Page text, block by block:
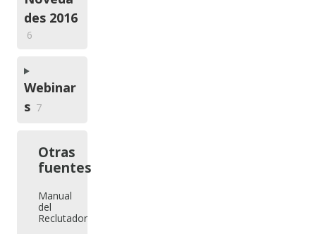
des 2016
6
Webinar
s 7
Otras
fuentes
Manual
del
Reclutador